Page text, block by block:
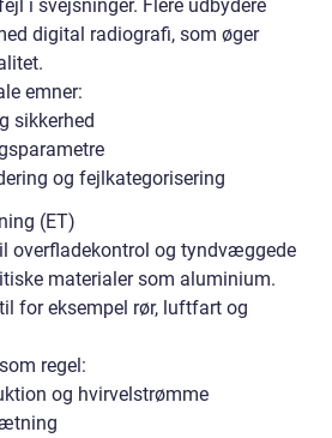
i svejsninger. Flere udbydere
digital radiografi, som øger
emner:
sikkerhed
og fejlkategorisering
(ET)
overfladekontrol og tyndvæggede
materialer som aluminium.
for eksempel rør, luftfart og
regel:
og hvirvelstrømme